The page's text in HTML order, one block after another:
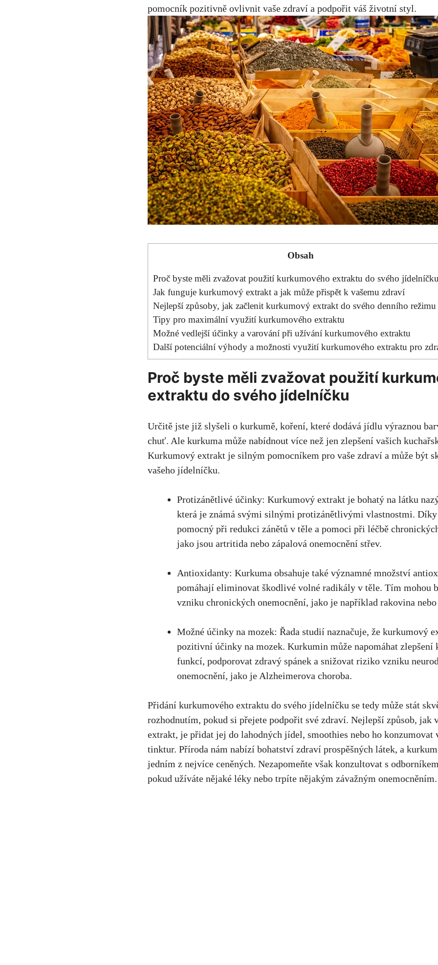
pomocník pozitivně ovlivnit‌ vaše zdraví a podpořit ‌váš životní⁢ styl.
Obsah
Proč byste měli zvažovat použití kurkumového extraktu do​ svého
Jak‌ funguje kurkumový extrakt a⁢ jak může přispět k vašemu zdraví
Nejlepší způsoby, jak začlenit kurkumový extrakt do svého denního⁢ režimu
Tipy pro maximální využití kurkumového extraktu
Možné ‍vedlejší účinky a varování při užívání kurkumového extraktu
Další potenciální ​výhody⁣ a možnosti ​využití ⁢kurkumového ​extraktu⁤ pro
Proč byste měli zvažovat použití
extraktu do​ svého jídelníčku
Určitě jste již slyšeli‍ o kurkumě, koření, které dodává jídlu výraznou
chuť. Ale kurkuma může‍ nabídnout více⁢ než jen zlepšení vašich
Kurkumový extrakt je ​silným ⁣pomocníkem pro vaše zdraví a může být
vašeho jídelníčku.
Protizánětlivé ⁤účinky: Kurkumový extrakt je bohatý na látku
která je známá svými silnými protizánětlivými ⁢vlastnostmi.
pomocný při redukci zánětů ⁣v těle‌ a⁤ pomoci při léčbě
jako jsou ⁤artritida nebo zápalová onemocnění střev.
Antioxidanty: ⁣Kurkuma obsahuje‍ také ⁢významné množství
pomáhají eliminovat škodlivé ​volné radikály​ v ‍těle. Tím mohou
vzniku chronických onemocnění, jako ⁣je například rakovina
Možné účinky na mozek: Řada studií naznačuje, že kurkumový
pozitivní účinky na mozek. Kurkumin​ může napomáhat
funkcí, ​podporovat zdravý​ spánek a snižovat​ riziko vzniku
onemocnění, ‌jako​ je Alzheimerova choroba.
Přidání kurkumového extraktu do svého ‌jídelníčku se tedy může‍ stát
rozhodnutím, pokud ‍si ⁢přejete podpořit své zdraví. Nejlepší způsob, jak
extrakt,⁢ je přidat jej ⁣do lahodných jídel,⁤ smoothies nebo ho konzumovat
tinktur. Příroda nám nabízí bohatství⁢ zdraví⁣ prospěšných⁢ látek, a
jedním z nejvíce ceněných. Nezapomeňte však konzultovat s
pokud užíváte ⁢nějaké léky nebo trpíte nějakým závažným onemocněním.